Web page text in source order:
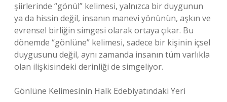
şiirlerinde “gönül” kelimesi, yalnızca bir duygunun
ya da hissin değil, insanın manevi yönünün, aşkın ve
evrensel birliğin simgesi olarak ortaya çıkar. Bu
dönemde “gönlüne” kelimesi, sadece bir kişinin içsel
duygusunu değil, aynı zamanda insanın tüm varlıkla
olan ilişkisindeki derinliği de simgeliyor.
Gönlüne Kelimesinin Halk Edebiyatındaki Yeri